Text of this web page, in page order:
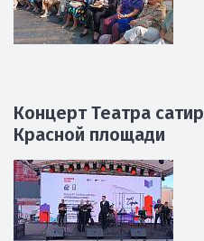
Концерт Театра
Красной площади